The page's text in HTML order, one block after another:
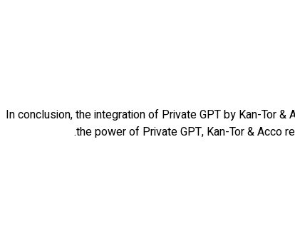
In conclusion, the integration of Private GPT by Kan-Tor
the power of Private GPT, Kan-Tor & Acco